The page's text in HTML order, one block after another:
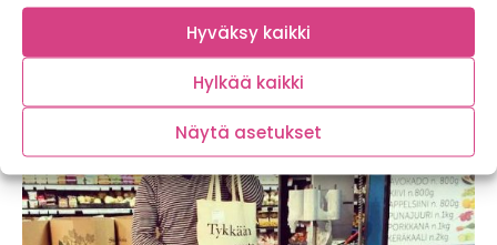
Hyväksy kaikki
Hylkää kaikki
Näytä asetukset
Sesonkikassin idea leviää
Postitalon lisäksi K-Supermarket Torpparinmäessä
(20.3.2015) sekä K-Market Masalassa (19.-21.3.2015)....